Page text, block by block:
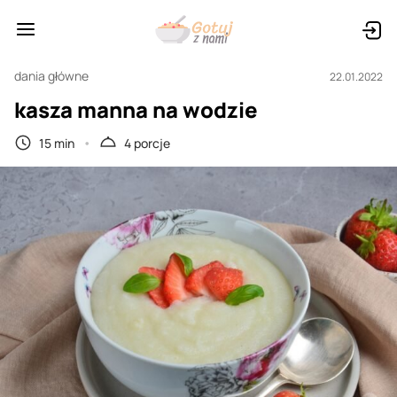
dania główne 22.01.2022
kasza manna na wodzie
15 min 4 porcje